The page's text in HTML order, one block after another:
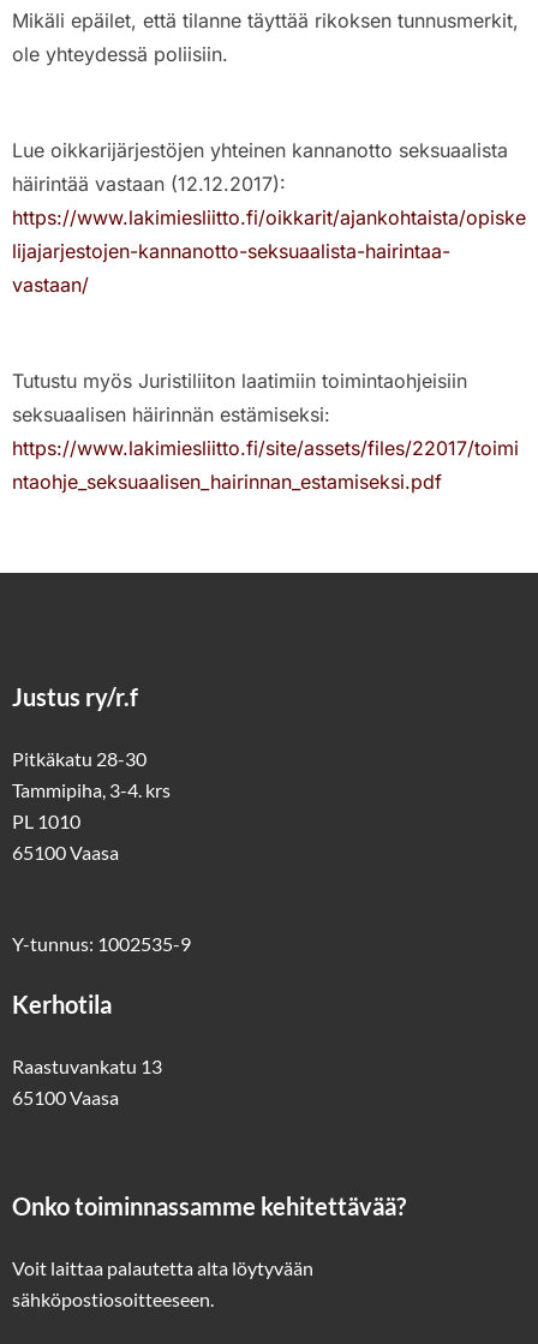
Mikäli epäilet, että tilanne täyttää rikoksen tunnusmerkit,
ole yhteydessä poliisiin.
Lue oikkarijärjestöjen yhteinen kannanotto seksuaalista
häirintää vastaan (12.12.2017):
https://www.lakimiesliitto.fi/oikkarit/ajankohtaista/opiske
lijajarjestojen-kannanotto-seksuaalista-hairintaa-
vastaan/
Tutustu myös Juristiliiton laatimiin toimintaohjeisiin
seksuaalisen häirinnän estämiseksi:
https://www.lakimiesliitto.fi/site/assets/files/22017/toimi
ntaohje_seksuaalisen_hairinnan_estamiseksi.pdf
Justus ry/r.f
Pitkäkatu 28-30
Tammipiha, 3-4. krs
PL 1010
65100 Vaasa
Y-tunnus: 1002535-9
Kerhotila
Raastuvankatu 13
65100 Vaasa
Onko toiminnassamme kehitettävää?
Voit laittaa palautetta alta löytyvään
sähköpostiosoitteeseen.